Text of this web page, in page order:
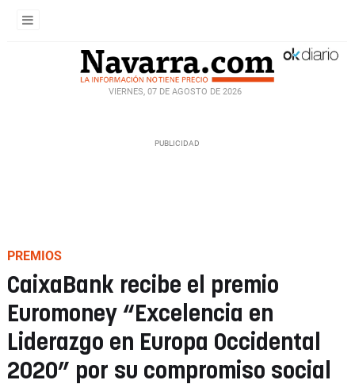
VIERNES, 07 DE AGOSTO DE 2026
PREMIOS
CaixaBank recibe el premio
Euromoney “Excelencia en
Liderazgo en Europa Occidental
2020” por su compromiso social